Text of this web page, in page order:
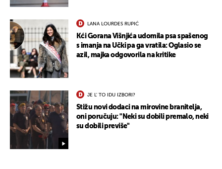
LANA LOURDES RUPIĆ
Kći Gorana Višnjića udomila psa spašenog
s imanja na Učki pa ga vratila: Oglasio se
azil, majka odgovorila na kritike
JE L' TO IDU IZBORI?
Stižu novi dodaci na mirovine branitelja,
oni poručuju: "Neki su dobili premalo, neki
su dobili previše"
UKLJUČITE NOTIFIKACIJE